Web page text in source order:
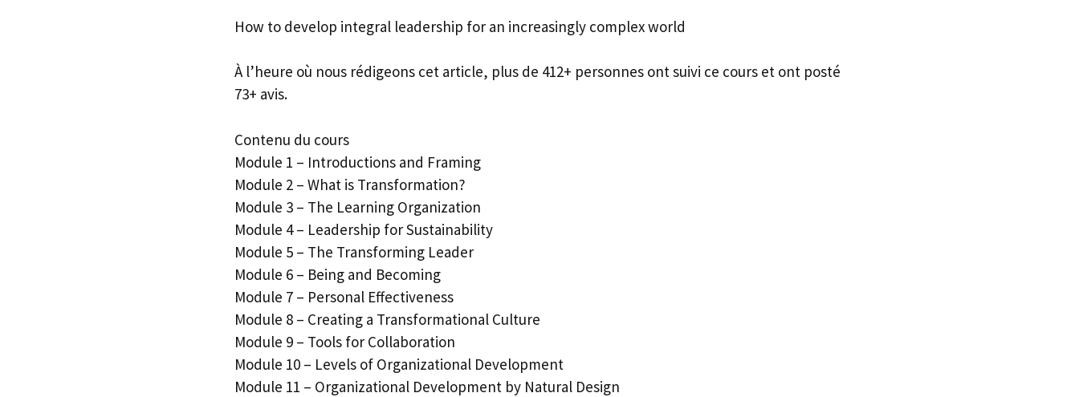
How to develop integral leadership for an increasingly complex world
À l’heure où nous rédigeons cet article, plus de 412+ personnes ont suivi ce cours et ont posté
73+ avis.
Contenu du cours
Module 1 – Introductions and Framing
Module 2 – What is Transformation?
Module 3 – The Learning Organization
Module 4 – Leadership for Sustainability
Module 5 – The Transforming Leader
Module 6 – Being and Becoming
Module 7 – Personal Effectiveness
Module 8 – Creating a Transformational Culture
Module 9 – Tools for Collaboration
Module 10 – Levels of Organizational Development
Module 11 – Organizational Development by Natural Design